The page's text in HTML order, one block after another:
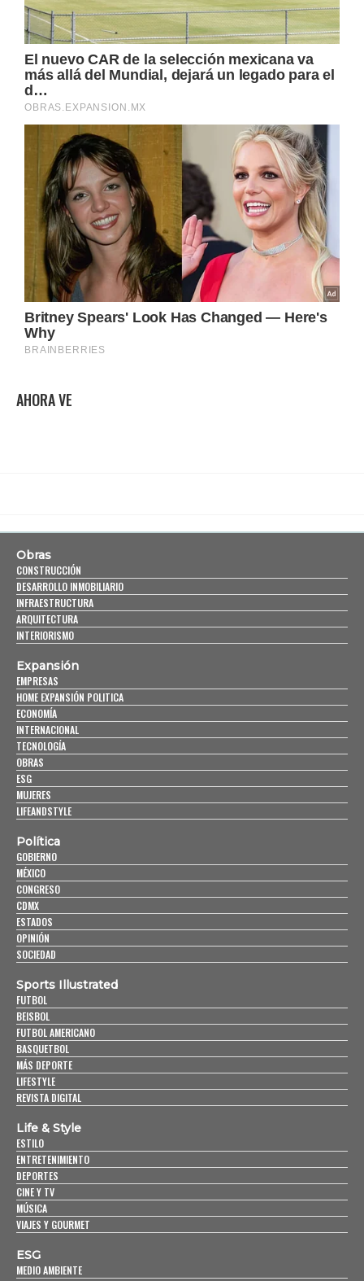
AHORA VE
Obras
CONSTRUCCIÓN
DESARROLLO INMOBILIARIO
INFRAESTRUCTURA
ARQUITECTURA
INTERIORISMO
Expansión
EMPRESAS
HOME EXPANSIÓN POLITICA
ECONOMÍA
INTERNACIONAL
TECNOLOGÍA
OBRAS
ESG
MUJERES
LIFEANDSTYLE
Política
GOBIERNO
MÉXICO
CONGRESO
CDMX
ESTADOS
OPINIÓN
SOCIEDAD
Sports Illustrated
FUTBOL
BEISBOL
FUTBOL AMERICANO
BASQUETBOL
MÁS DEPORTE
LIFESTYLE
REVISTA DIGITAL
Life & Style
ESTILO
ENTRETENIMIENTO
DEPORTES
CINE Y TV
MÚSICA
VIAJES Y GOURMET
ESG
MEDIO AMBIENTE